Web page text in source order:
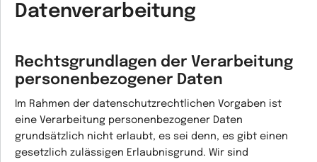
Datenverarbeitung
Rechtsgrundlagen der Verarbeitung
personenbezogener Daten
Im Rahmen der datenschutzrechtlichen Vorgaben ist
eine Verarbeitung personenbezogener Daten
grundsätzlich nicht erlaubt, es sei denn, es gibt einen
gesetzlich zulässigen Erlaubnisgrund. Wir sind